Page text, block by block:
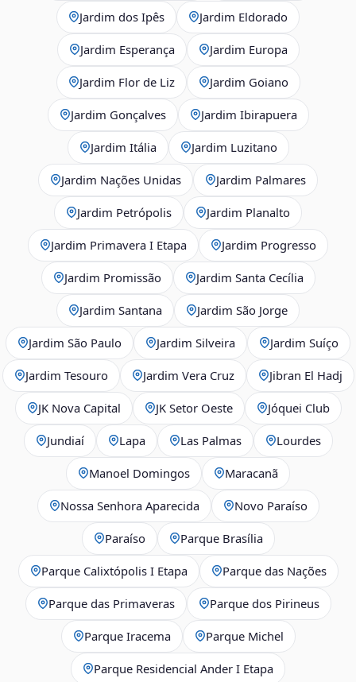
Jardim dos Ipês Jardim Eldorado
Jardim Esperança Jardim Europa
Jardim Flor de Liz Jardim Goiano
Jardim Gonçalves Jardim Ibirapuera
Jardim Itália Jardim Luzitano
Jardim Nações Unidas Jardim Palmares
Jardim Petrópolis Jardim Planalto
Jardim Primavera I Etapa Jardim Progresso
Jardim Promissão Jardim Santa Cecília
Jardim Santana Jardim São Jorge
Jardim São Paulo Jardim Silveira Jardim Suíço
Jardim Tesouro Jardim Vera Cruz Jibran El Hadj
JK Nova Capital JK Setor Oeste Jóquei Club
Jundiaí Lapa Las Palmas Lourdes
Manoel Domingos Maracanã
Nossa Senhora Aparecida Novo Paraíso
Paraíso Parque Brasília
Parque Calixtópolis I Etapa Parque das Nações
Parque das Primaveras Parque dos Pirineus
Parque Iracema Parque Michel
Parque Residencial Ander I Etapa